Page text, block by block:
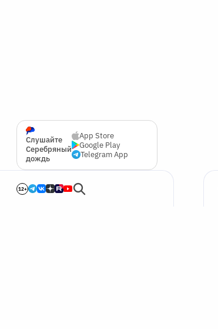
Слушайте
Серебряный
дождь
App Store
Google Play
Telegram App
12+